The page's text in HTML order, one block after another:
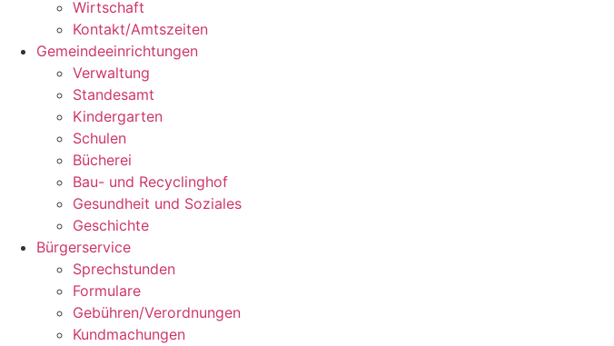
Wirtschaft
Kontakt/Amtszeiten
Gemeindeeinrichtungen
Verwaltung
Standesamt
Kindergarten
Schulen
Bücherei
Bau- und Recyclinghof
Gesundheit und Soziales
Geschichte
Bürgerservice
Sprechstunden
Formulare
Gebühren/Verordnungen
Kundmachungen